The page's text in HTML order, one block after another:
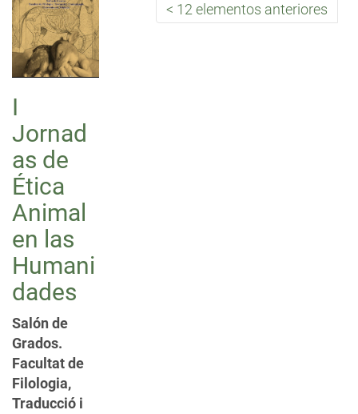
I
Jornad
as de
Ética
Animal
en las
Humani
dades
Salón de
Grados.
Facultat de
Filologia,
Traducció i
12 elementos anteriores